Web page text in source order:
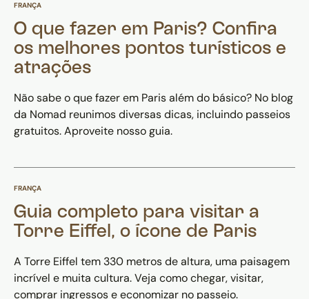
FRANÇA
O que fazer em Paris? Confira
os melhores pontos turísticos e
atrações
Não sabe o que fazer em Paris além do básico? No blog
da Nomad reunimos diversas dicas, incluindo passeios
gratuitos. Aproveite nosso guia.
FRANÇA
Guia completo para visitar a
Torre Eiffel, o ícone de Paris
A Torre Eiffel tem 330 metros de altura, uma paisagem
incrível e muita cultura. Veja como chegar, visitar,
comprar ingressos e economizar no passeio.